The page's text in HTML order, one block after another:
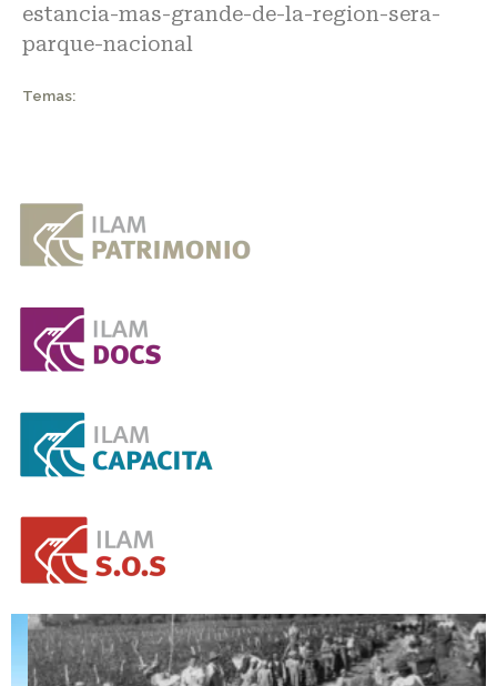
estancia-mas-grande-de-la-region-sera-
parque-nacional
Temas: